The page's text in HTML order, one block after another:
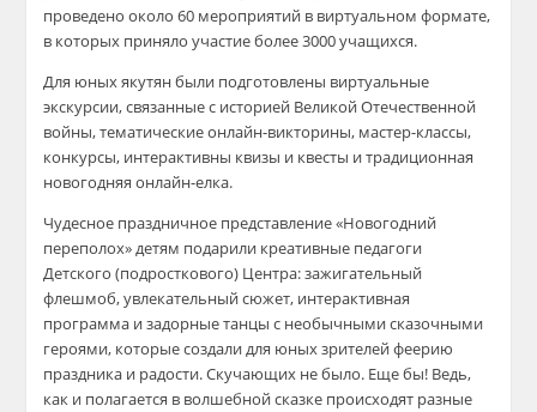
проведено около 60 мероприятий в виртуальном формате,
в которых приняло участие более 3000 учащихся.
Для юных якутян были подготовлены виртуальные
экскурсии, связанные с историей Великой Отечественной
войны, тематические онлайн-викторины, мастер-классы,
конкурсы, интерактивны квизы и квесты и традиционная
новогодняя онлайн-елка.
Чудесное праздничное представление «Новогодний
переполох» детям подарили креативные педагоги
Детского (подросткового) Центра: зажигательный
флешмоб, увлекательный сюжет, интерактивная
программа и задорные танцы с необычными сказочными
героями, которые создали для юных зрителей феерию
праздника и радости. Скучающих не было. Еще бы! Ведь,
как и полагается в волшебной сказке происходят разные